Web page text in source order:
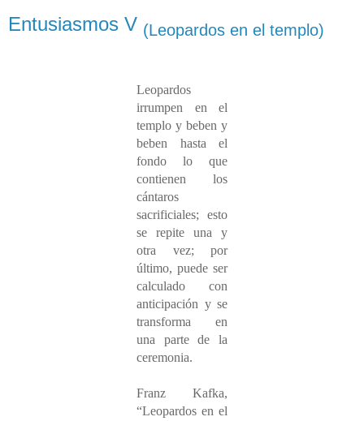
Entusiasmos V (Leopardos en el templo)
Leopardos
irrumpen en el
templo y beben y
beben hasta el
fondo lo que
contienen los
cántaros
sacrificiales; esto
se repite una y
otra vez; por
último, puede ser
calculado con
anticipación y se
transforma en
una parte de la
ceremonia.
Franz Kafka,
“Leopardos en el